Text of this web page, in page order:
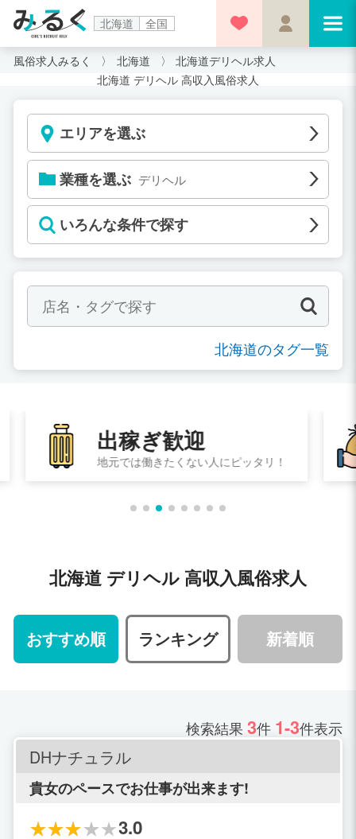
北海道 全国
風俗求人みるく 北海道
北海道デリヘル求人
北海道 デリヘル 高収入風俗求人
エリアを選ぶ
業種を選ぶ デリヘル
いろんな条件で探す
北海道のタグ一覧
入店祝金がもらえる
入店祝金がもらえる
北海道 デリヘル 高収入風俗求人
おすすめ順 ランキング 新着順
検索結果3件 1-3件表示
DHナチュラル
貴女のペースでお仕事が出来ます!
3.0